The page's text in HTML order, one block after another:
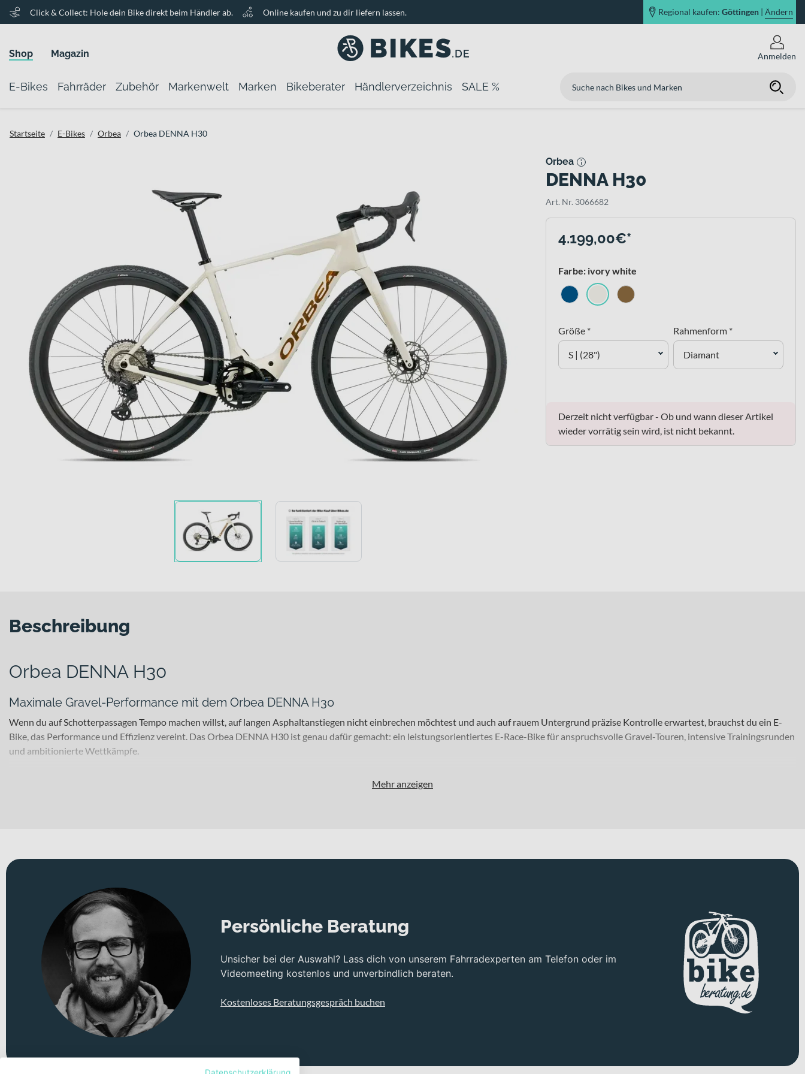
Click & Collect: Hole dein Bike direkt beim Händler ab. Online kaufen und zu dir liefern lassen. Regional kaufen: Göttingen | Ändern
Shop Magazin Anmelden
E-Bikes Fahrräder Zubehör Markenwelt Marken Bikeberater Händlerverzeichnis SALE %
Startseite E-Bikes Orbea Orbea DENNA H30
Orbea
DENNA H30
Art. Nr. 3066682
4.199,00€*
Farbe: ivory white
Größe *
S | (28")
Rahmenform *
Diamant
Derzeit nicht verfügbar - Ob und wann dieser Artikel
wieder vorrätig sein wird, ist nicht bekannt.
Beschreibung
Orbea DENNA H30
Maximale Gravel-Performance mit dem Orbea DENNA H30
Wenn du auf Schotterpassagen Tempo machen willst, auf langen Asphaltanstiegen nicht einbrechen möchtest und auch auf rauem Untergrund präzise Kontrolle erwartest, brauchst du ein E-
Bike, das Performance und Effizienz vereint. Das Orbea DENNA H30 ist genau dafür gemacht: ein leistungsorientiertes E-Race-Bike für anspruchsvolle Gravel-Touren, intensive Trainingsrunden
und ambitionierte Wettkämpfe.
Technisches Konzept und Systemintegration
Headtube-Kompatibilität und 12x100mm Thru-Axle. Diese Konstruktion sorgt für eine direkte Lenkpräzision und eine saubere Integration des Frontbereichs – spürbar bei schnellen
Richtungswechseln und hohem Tempo.
Für zuverlässige Verzögerung kommen vorne und hinten SHIMANO GRX RX410 Hydraulic disc Bremsen zum Einsatz. Die hydraulische Scheibenbremse liefert dir eine kraftvolle und gut
dosierbare Bremsleistung – ein entscheidender Vorteil auf steilen Abfahrten und wechselndem Untergrund. Die Vittoria Terreno Dry Gravel G2.0 TLR Reifen in 700x45c unterstützen dich mit
traktionsstarkem Profil auf trockenen Gravel-Strecken und sorgen gleichzeitig für effizientes Rollen auf der Straße. Die SP 0.2 Carbon Sattelstütze mit 27.2mm Durchmesser und Setback 0
ergänzt das sportliche Setup und unterstreicht die konsequente Ausrichtung auf Performance.
Antrieb und Energieversorgung
Im Herzen des Systems arbeitet der Shimano EP600 Motor. Er liefert dir kraftvolle Unterstützung, wenn der Untergrund rauer wird oder lange Anstiege vor dir liegen. Der Orbea Internal 420Wh
Akku ist elegant im Rahmen integriert und stellt dir 420Wh Kapazität für ausgedehnte Touren und intensive Trainingsfahrten zur Verfügung. In Kombination mit der 12-Gang-Kettenschaltung
Mehr anzeigen
Persönliche Beratung
Unsicher bei der Auswahl? Lass dich von unserem Fahrradexperten am Telefon oder im
Videomeeting kostenlos und unverbindlich beraten.
Kostenloses Beratungsgespräch buchen